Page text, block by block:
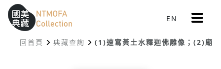
跳到中間主要內容區
網站導覽
::: EN 更
多
單
:::
回首頁 典藏查詢 (1)速寫黃土水釋迦佛雕像；(2)廟